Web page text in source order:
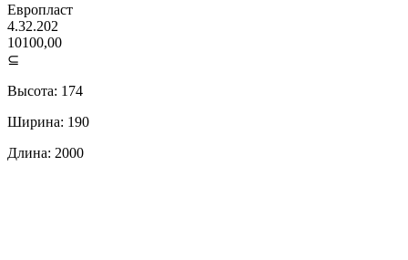
Европласт
4.32.202
10100,00
⊆
Высота: 174
Ширина: 190
Длина: 2000